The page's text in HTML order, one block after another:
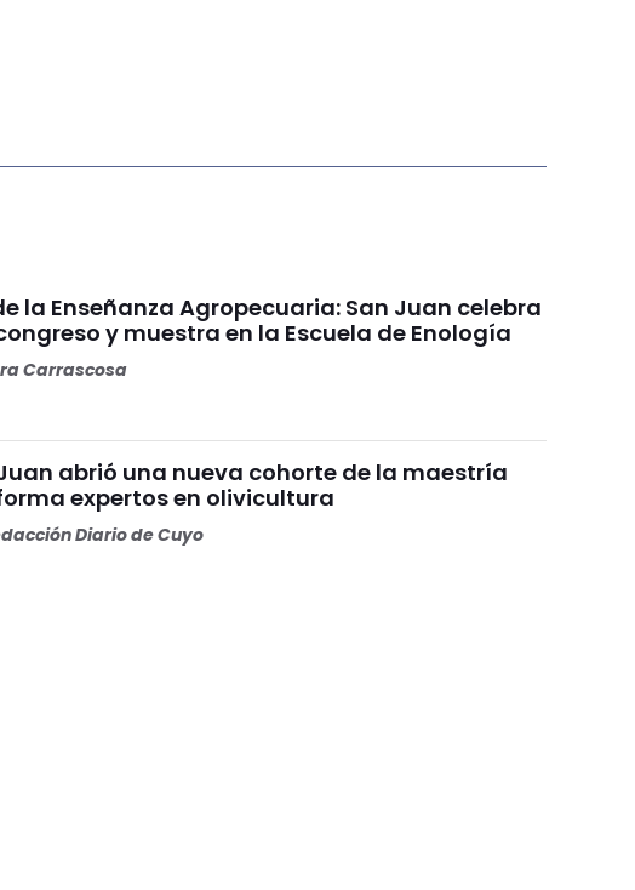
la Enseñanza Agropecuaria: San Juan celebra
y muestra en la Escuela de Enología
Carrascosa
abrió una nueva cohorte de la maestría
expertos en olivicultura
Diario de Cuyo